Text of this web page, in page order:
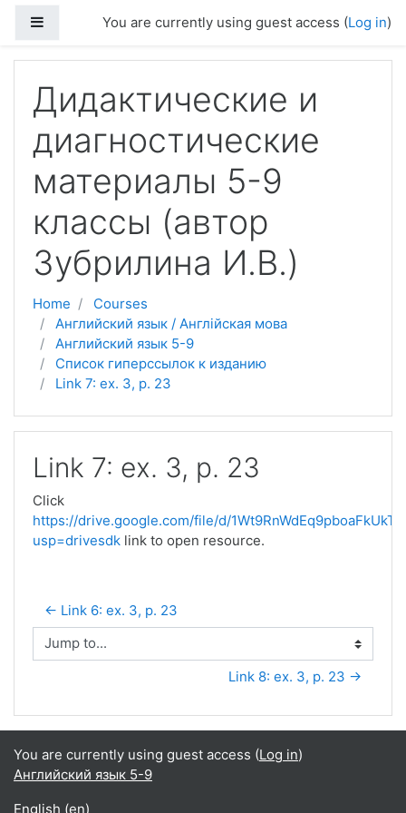
Side panelYou are currently using guest access (Log in)
Дидактические и
диагностические
материалы 5-9
классы (автор
Зубрилина И.В.)
Home
Courses
Английский язык / Англійская мова
Английский язык 5-9
Список гиперссылок к изданию
Link 7: ex. 3, p. 23
Link 7: ex. 3, p. 23
Click
https://drive.google.com/file/d/
usp=drivesdk link to open resource.
← Link 6: ex. 3, p. 23
Jump to...
Link 8: ex. 3, p. 23 →
You are currently using guest access (Log in)
Английский язык 5-9
English ‎(en)‎